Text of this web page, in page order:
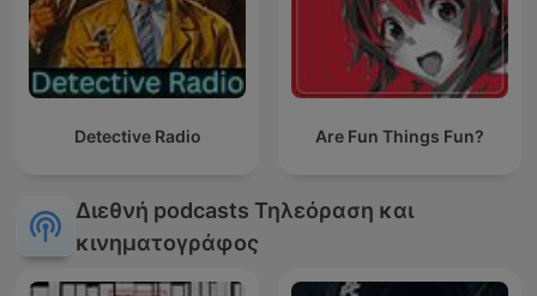
Detective Radio Are Fun Things Fun?
Διεθνή podcasts Τηλεόραση και
κινηματογράφος